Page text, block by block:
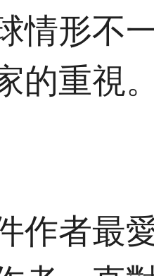
情形不
的重視
作者最